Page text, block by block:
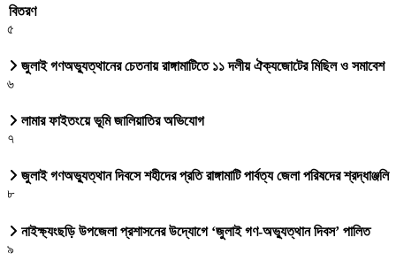
বিতরণ
৫
জুলাই গণঅভ্যুত্থানের চেতনায় রাঙ্গামাটিতে ১১ দলীয় ঐক্যজোটের মিছিল ও সমাবেশ
৬
লামার ফাইতংয়ে ভূমি জালিয়াতির অভিযোগ
৭
জুলাই গণঅভ্যুত্থান দিবসে শহীদের প্রতি রাঙ্গামাটি পার্বত্য জেলা পরিষদের শ্রদ্ধাঞ্জলি
৮
নাইক্ষ্যংছড়ি উপজেলা প্রশাসনের উদ্যোগে ‘জুলাই গণ-অভ্যুত্থান দিবস’ পালিত
৯